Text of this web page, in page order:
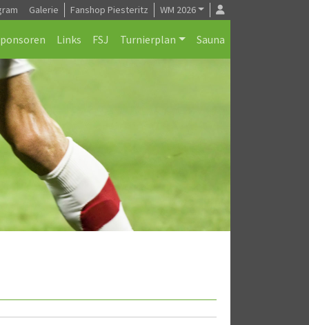
Galerie Fanshop Piesteritz WM 2026
Links FSJ Turnierplan Sauna